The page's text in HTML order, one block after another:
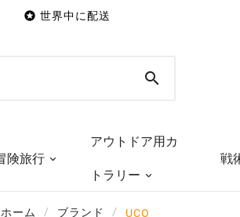
 世界中に配送

険旅行
アウトドア用カ
トラリー
戦
ホーム ブランド UCO